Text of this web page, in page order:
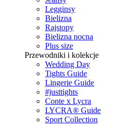
Legginsy
Bielizna
Rajstopy
Bielizna nocna
Plus size
Przewodniki i kolekcje
Wedding Day
Tights Guide
Lingerie Guide
#justtights
Conte x Lycra
LYCRA® Guide
Sport Сollection